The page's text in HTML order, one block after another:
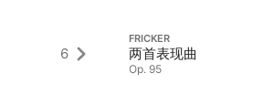
6
FRICKER
两首表现曲
Op. 95